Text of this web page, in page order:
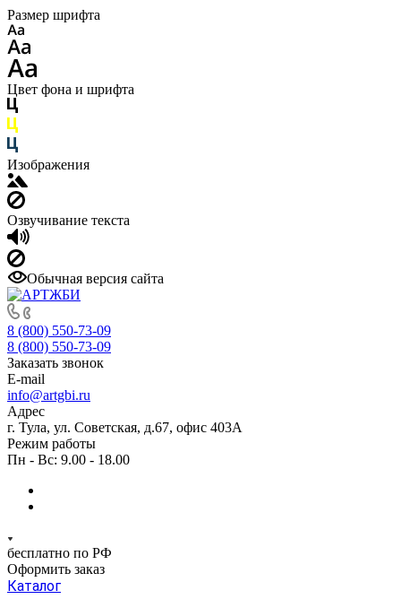
Размер шрифта
Цвет фона и шрифта
Изображения
Озвучивание текста
Обычная версия сайта
8 (800) 550-73-09
8 (800) 550-73-09
Заказать звонок
E-mail
info@artgbi.ru
Адрес
г. Тула, ул. Советская, д.67, офис 403А
Режим работы
Пн - Вс: 9.00 - 18.00
бесплатно по РФ
Оформить заказ
Каталог